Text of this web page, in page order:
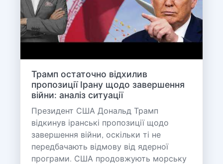
Трамп остаточно відхилив
пропозиції Ірану щодо завершення
війни: аналіз ситуації
Президент США Дональд Трамп
відкинув іранські пропозиції щодо
завершення війни, оскільки ті не
передбачають відмову від ядерної
програми. США продовжують морську